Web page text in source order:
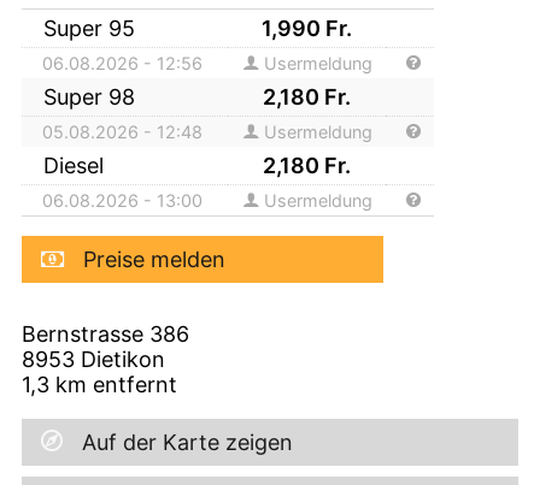
Super 95 1,990 Fr.
06.08.2026 - 12:56 Usermeldung
Super 98 2,180 Fr.
05.08.2026 - 12:48 Usermeldung
Diesel 2,180 Fr.
06.08.2026 - 13:00 Usermeldung
Preise melden
Bernstrasse 386
8953 Dietikon
1,3 km entfernt
Auf der Karte zeigen